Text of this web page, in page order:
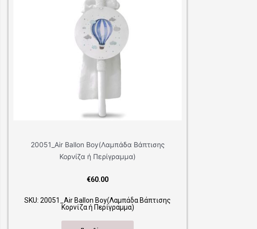
Boy(Λαμπάδα Βάπτισης
Boy(Λαμπάδα Βάπτισης